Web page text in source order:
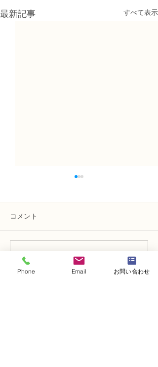
最新記事 すべて表示
NFD講師研究科コース
「木枠の壁飾り」
コメント
コメントを追加…
Phone Email お問い合わせ